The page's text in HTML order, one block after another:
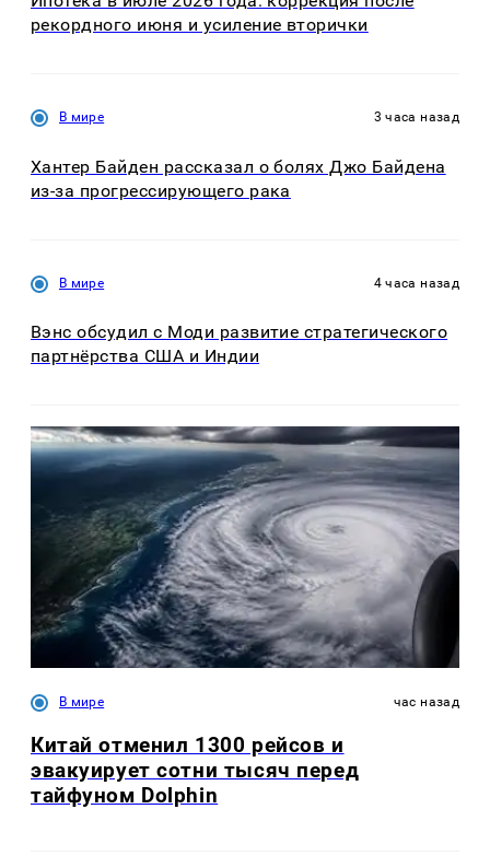
рекордного июня и усиление вторички
В мире 3 часа назад
Хантер Байден рассказал о болях Джо Байдена
из-за прогрессирующего рака
В мире 4 часа назад
Вэнс обсудил с Моди развитие стратегического
партнёрства США и Индии
В мире час назад
Китай отменил 1300 рейсов и
эвакуирует сотни тысяч перед
тайфуном Dolphin